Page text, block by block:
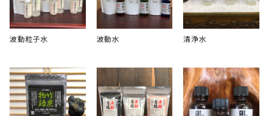
波動粒子水 波動水 清浄水